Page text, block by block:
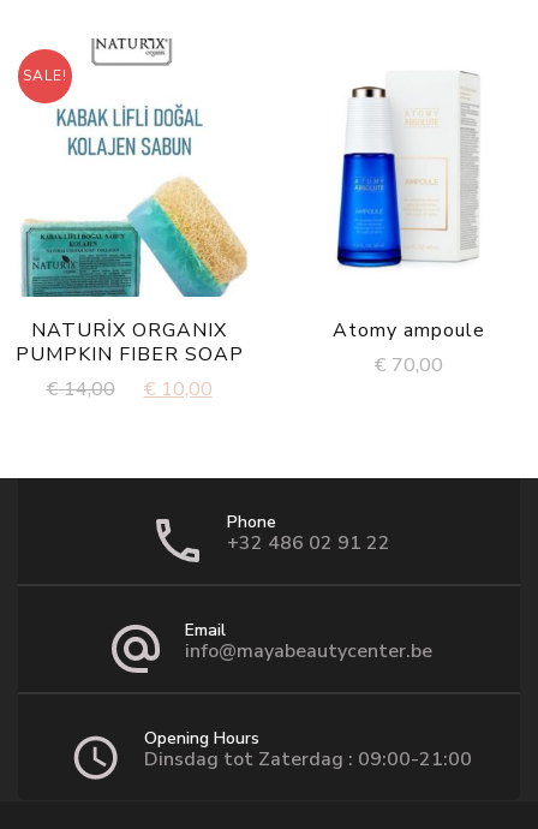
SALE!
NATURİX ORGANIX
PUMPKIN FIBER SOAP
€14,00
Original
€ 10,00
Atomy ampoule
€ 70,00
Phone
+32 486 02 91 22
Email
info@mayabeautycenter.be
Opening Hours
Dinsdag tot Zaterdag : 09:00-21:00